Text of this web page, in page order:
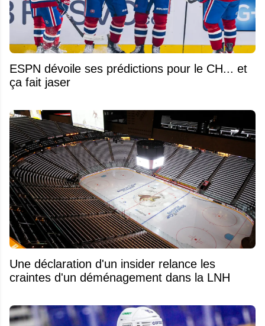
ESPN dévoile ses prédictions pour le CH... et
ça fait jaser
Une déclaration d'un insider relance les
craintes d'un déménagement dans la LNH